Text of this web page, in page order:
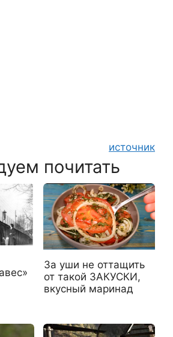
источник
почитать
За уши не оттащить
от такой ЗАКУСКИ,
вкусный маринад